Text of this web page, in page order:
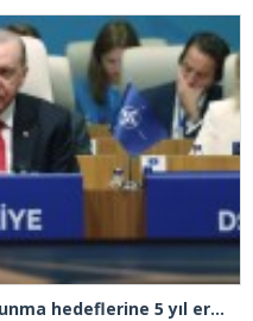
Cumhurbaşkanı Erdoğan: ”Savunma hedeflerine 5 yıl erken ulaşacağız”